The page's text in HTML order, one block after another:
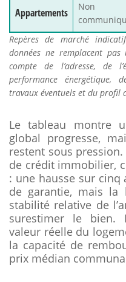
Appartements
Non
Repères de marché
données ne remplacent
compte de l’adresse, de
performance énergétique,
travaux éventuels et du profil
Le tableau montre
global progresse,
restent sous
de crédit immobilier,
: une hausse sur
de garantie, mais la
stabilité relative de
surestimer le bien.
valeur réelle du
la capacité de
prix médian